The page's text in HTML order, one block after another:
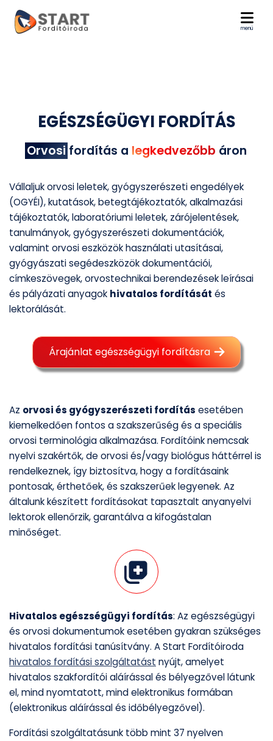
menü
EGÉSZSÉGÜGYI FORDÍTÁS
Orvosi fordítás a legkedvezőbb áron
Vállaljuk orvosi leletek, gyógyszerészeti engedélyek
(OGYÉI), kutatások, betegtájékoztatók, alkalmazási
tájékoztatók, laboratóriumi leletek, zárójelentések,
tanulmányok, gyógyszerészeti dokumentációk,
valamint orvosi eszközök használati utasításai,
gyógyászati segédeszközök dokumentációi,
címkeszövegek, orvostechnikai berendezések leírásai
és pályázati anyagok hivatalos fordítását és
lektorálását.
Árajánlat egészségügyi fordításra
Az orvosi és gyógyszerészeti fordítás esetében
kiemelkedően fontos a szakszerűség és a speciális
orvosi terminológia alkalmazása. Fordítóink nemcsak
nyelvi szakértők, de orvosi és/vagy biológus háttérrel is
rendelkeznek, így biztosítva, hogy a fordításaink
pontosak, érthetőek, és szakszerűek legyenek. Az
általunk készített fordításokat tapasztalt anyanyelvi
lektorok ellenőrzik, garantálva a kifogástalan
minőséget.
Hivatalos egészségügyi fordítás: Az egészségügyi
és orvosi dokumentumok esetében gyakran szükséges
hivatalos fordítási tanúsítvány. A Start Fordítóiroda
hivatalos fordítási szolgáltatást nyújt, amelyet
hivatalos szakfordítói aláírással és bélyegzővel látunk
el, mind nyomtatott, mind elektronikus formában
(elektronikus aláírással és időbélyegzővel).
Fordítási szolgáltatásunk több mint 37 nyelven